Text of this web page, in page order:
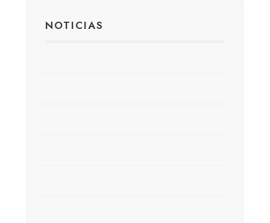
NOTICIAS